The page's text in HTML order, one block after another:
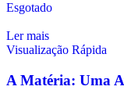
Esgotado
Ler mais
Visualização Rápida
A Matéria: Uma